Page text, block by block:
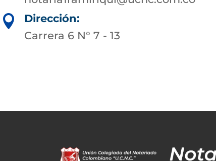

Dirección:
Carrera 6 N° 7 - 13